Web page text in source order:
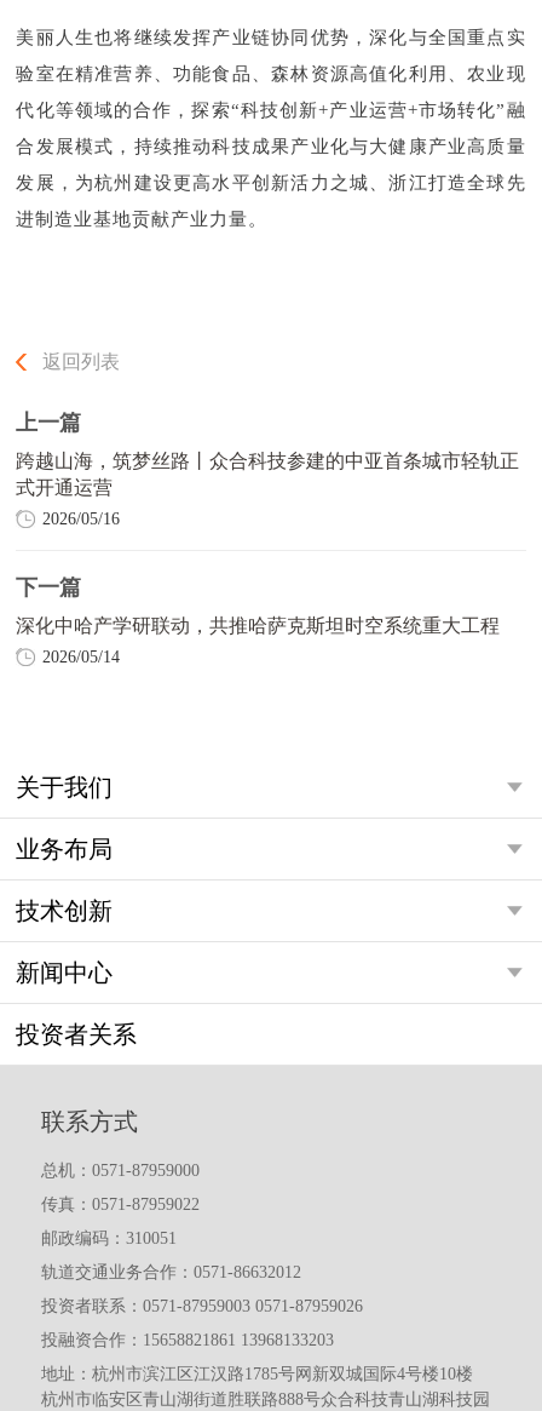
美丽人生也将继续发挥产业链协同优势，深化与全国重点实
验室在精准营养、功能食品、森林资源高值化利用、农业现
代化等领域的合作，探索“科技创新+产业运营+市场转化”融
合发展模式，持续推动科技成果产业化与大健康产业高质量
发展，为杭州建设更高水平创新活力之城、浙江打造全球先
进制造业基地贡献产业力量。
返回列表
上一篇
跨越山海，筑梦丝路丨众合科技参建的中亚首条城市轻轨正
式开通运营
2026/05/16
下一篇
深化中哈产学研联动，共推哈萨克斯坦时空系统重大工程
2026/05/14
关于我们
业务布局
技术创新
新闻中心
投资者关系
联系方式
总机：0571-87959000
传真：0571-87959022
邮政编码：310051
轨道交通业务合作：0571-86632012
投资者联系：0571-87959003 0571-87959026
投融资合作：15658821861 13968133203
地址：杭州市滨江区江汉路1785号网新双城国际4号楼10楼
杭州市临安区青山湖街道胜联路888号众合科技青山湖科技园